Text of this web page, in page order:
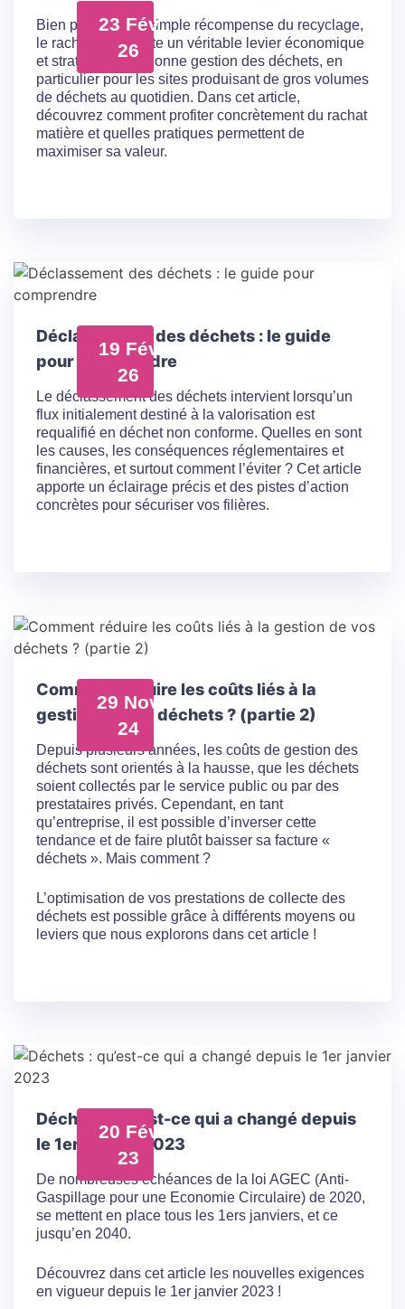
23 Fév
26
Bien plus qu’une simple récompense du recyclage,
le rachat représente un véritable levier économique
et stratégique de bonne gestion des déchets, en
particulier pour les sites produisant de gros volumes
de déchets au quotidien. Dans cet article,
découvrez comment profiter concrètement du rachat
matière et quelles pratiques permettent de
maximiser sa valeur.
19 Fév
26
Déclassement des déchets : le guide
pour comprendre
Le déclassement des déchets intervient lorsqu’un
flux initialement destiné à la valorisation est
requalifié en déchet non conforme. Quelles en sont
les causes, les conséquences réglementaires et
financières, et surtout comment l’éviter ? Cet article
apporte un éclairage précis et des pistes d’action
concrètes pour sécuriser vos filières.
29 Nov
24
Comment réduire les coûts liés à la
gestion de vos déchets ? (partie 2)
Depuis plusieurs années, les coûts de gestion des
déchets sont orientés à la hausse, que les déchets
soient collectés par le service public ou par des
prestataires privés. Cependant, en tant
qu’entreprise, il est possible d’inverser cette
tendance et de faire plutôt baisser sa facture «
déchets ». Mais comment ?
L’optimisation de vos prestations de collecte des
déchets est possible grâce à différents moyens ou
leviers que nous explorons dans cet article !
20 Fév
23
Déchets : qu’est-ce qui a changé depuis
le 1er janvier 2023
De nombreuses échéances de la loi AGEC (Anti-
Gaspillage pour une Economie Circulaire) de 2020,
se mettent en place tous les 1ers janviers, et ce
jusqu’en 2040.
Découvrez dans cet article les nouvelles exigences
en vigueur depuis le 1er janvier 2023 !